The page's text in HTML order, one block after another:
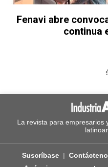
Fenavi abre
continua
La revista para empresarios
Suscríbase